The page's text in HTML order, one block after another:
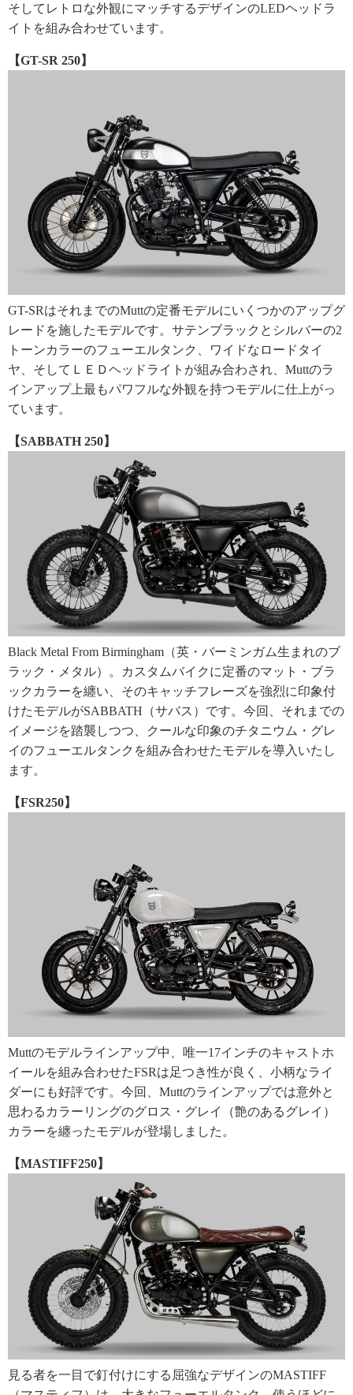
そしてレトロな外観にマッチするデザインのLEDヘッドラ
イトを組み合わせています。
【GT-SR 250】
GT-SRはそれまでのMuttの定番モデルにいくつかのアップグ
レードを施したモデルです。サテンブラックとシルバーの2
トーンカラーのフューエルタンク、ワイドなロードタイ
ヤ、そしてＬＥＤヘッドライトが組み合わされ、Muttのラ
インアップ上最もパワフルな外観を持つモデルに仕上がっ
ています。
【SABBATH 250】
Black Metal From Birmingham（英・バーミンガム生まれのブ
ラック・メタル）。カスタムバイクに定番のマット・ブラ
ックカラーを纏い、そのキャッチフレーズを強烈に印象付
けたモデルがSABBATH（サバス）です。今回、それまでの
イメージを踏襲しつつ、クールな印象のチタニウム・グレ
イのフューエルタンクを組み合わせたモデルを導入いたし
ます。
【FSR250】
Muttのモデルラインアップ中、唯一17インチのキャストホ
イールを組み合わせたFSRは足つき性が良く、小柄なライ
ダーにも好評です。今回、Muttのラインアップでは意外と
思わるカラーリングのグロス・グレイ（艶のあるグレイ）
カラーを纏ったモデルが登場しました。
【MASTIFF250】
見る者を一目で釘付けにする屈強なデザインのMASTIFF